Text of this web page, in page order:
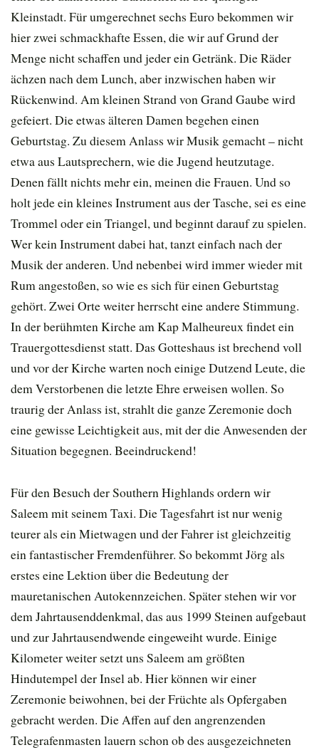
Kleinstadt. Für umgerechnet sechs Euro bekommen wir
hier zwei schmackhafte Essen, die wir auf Grund der
Menge nicht schaffen und jeder ein Getränk. Die Räder
ächzen nach dem Lunch, aber inzwischen haben wir
Rückenwind. Am kleinen Strand von Grand Gaube wird
gefeiert. Die etwas älteren Damen begehen einen
Geburtstag. Zu diesem Anlass wir Musik gemacht – nicht
etwa aus Lautsprechern, wie die Jugend heutzutage.
Denen fällt nichts mehr ein, meinen die Frauen. Und so
holt jede ein kleines Instrument aus der Tasche, sei es eine
Trommel oder ein Triangel, und beginnt darauf zu spielen.
Wer kein Instrument dabei hat, tanzt einfach nach der
Musik der anderen. Und nebenbei wird immer wieder mit
Rum angestoßen, so wie es sich für einen Geburtstag
gehört. Zwei Orte weiter herrscht eine andere Stimmung.
In der berühmten Kirche am Kap Malheureux findet ein
Trauergottesdienst statt. Das Gotteshaus ist brechend voll
und vor der Kirche warten noch einige Dutzend Leute, die
dem Verstorbenen die letzte Ehre erweisen wollen. So
traurig der Anlass ist, strahlt die ganze Zeremonie doch
eine gewisse Leichtigkeit aus, mit der die Anwesenden der
Situation begegnen. Beeindruckend!
Für den Besuch der Southern Highlands ordern wir
Saleem mit seinem Taxi. Die Tagesfahrt ist nur wenig
teurer als ein Mietwagen und der Fahrer ist gleichzeitig
ein fantastischer Fremdenführer. So bekommt Jörg als
erstes eine Lektion über die Bedeutung der
mauretanischen Autokennzeichen. Später stehen wir vor
dem Jahrtausenddenkmal, das aus 1999 Steinen aufgebaut
und zur Jahrtausendwende eingeweiht wurde. Einige
Kilometer weiter setzt uns Saleem am größten
Hindutempel der Insel ab. Hier können wir einer
Zeremonie beiwohnen, bei der Früchte als Opfergaben
gebracht werden. Die Affen auf den angrenzenden
Telegrafenmasten lauern schon ob des ausgezeichneten